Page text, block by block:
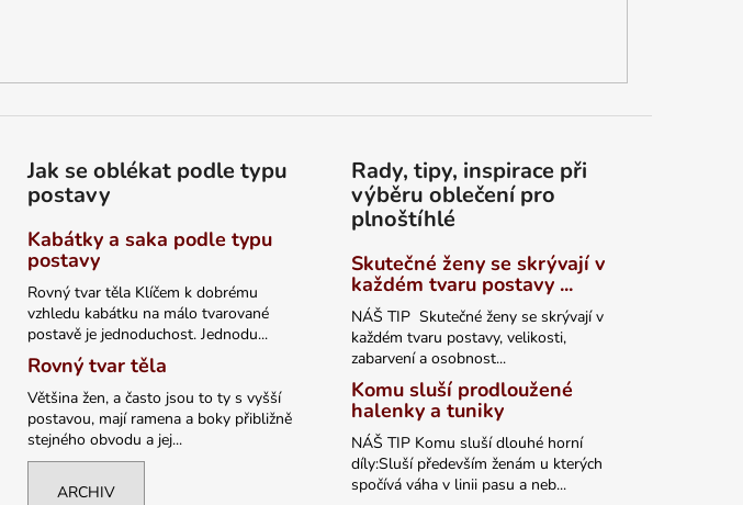
Jak se oblékat podle typu
postavy
Kabátky a saka podle typu
postavy
Rovný tvar těla Klíčem k dobrému
vzhledu kabátku na málo tvarované
postavě je jednoduchost. Jednodu...
Rovný tvar těla
Většina žen, a často jsou to ty s vyšší
postavou, mají ramena a boky přibližně
stejného obvodu a jej...
ARCHIV
Rady, tipy, inspirace při
výběru oblečení pro
plnoštíhlé
Skutečné ženy se skrývají v
každém tvaru postavy ...
NÁŠ TIP Skutečné ženy se skrývají v
každém tvaru postavy, velikosti,
zabarvení a osobnost...
Komu sluší prodloužené
halenky a tuniky
NÁŠ TIP Komu sluší dlouhé horní
díly:Sluší především ženám u kterých
spočívá váha v linii pasu a neb...